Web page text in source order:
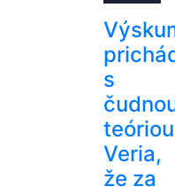
s
Veria,
že za